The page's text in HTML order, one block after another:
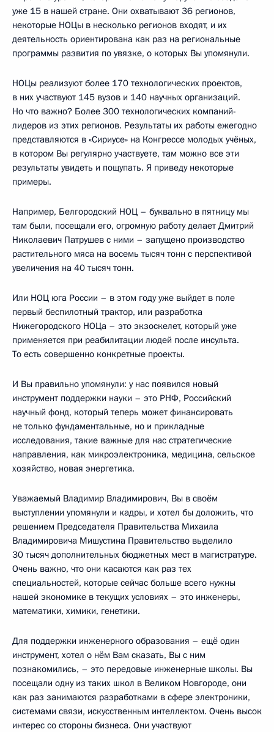
уже 15 в нашей стране. Они охватывают 36 регионов,
некоторые НОЦы в несколько регионов входят, и их
деятельность ориентирована как раз на региональные
программы развития по увязке, о которых Вы упомянули.
НОЦы реализуют более 170 технологических проектов,
в них участвуют 145 вузов и 140 научных организаций.
Но что важно? Более 300 технологических компаний-
лидеров из этих регионов. Результаты их работы ежегодно
представляются в «Сириусе» на Конгрессе молодых учёных,
в котором Вы регулярно участвуете, там можно все эти
результаты увидеть и пощупать. Я приведу некоторые
примеры.
Например, Белгородский НОЦ – буквально в пятницу мы
там были, посещали его, огромную работу делает Дмитрий
Николаевич Патрушев с ними – запущено производство
растительного мяса на восемь тысяч тонн с перспективой
увеличения на 40 тысяч тонн.
Или НОЦ юга России – в этом году уже выйдет в поле
первый беспилотный трактор, или разработка
Нижегородского НОЦа – это экзоскелет, который уже
применяется при реабилитации людей после инсульта.
То есть совершенно конкретные проекты.
И Вы правильно упомянули: у нас появился новый
инструмент поддержки науки – это РНФ, Российский
научный фонд, который теперь может финансировать
не только фундаментальные, но и прикладные
исследования, такие важные для нас стратегические
направления, как микроэлектроника, медицина, сельское
хозяйство, новая энергетика.
Уважаемый Владимир Владимирович, Вы в своём
выступлении упомянули и кадры, и хотел бы доложить, что
решением Председателя Правительства Михаила
Владимировича Мишустина Правительство выделило
30 тысяч дополнительных бюджетных мест в магистратуре.
Очень важно, что они касаются как раз тех
специальностей, которые сейчас больше всего нужны
нашей экономике в текущих условиях – это инженеры,
математики, химики, генетики.
Для поддержки инженерного образования – ещё один
инструмент, хотел о нём Вам сказать, Вы с ним
познакомились, – это передовые инженерные школы. Вы
посещали одну из таких школ в Великом Новгороде, они
как раз занимаются разработками в сфере электроники,
системами связи, искусственным интеллектом. Очень высок
интерес со стороны бизнеса. Они участвуют